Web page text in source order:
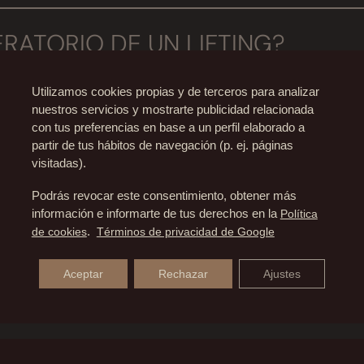
a durar hasta 15 años.DE UN LIFTING?
lifting no son dolorosas, refiriéndo a los pacientes
NECESITA UN LIFTING
porque en dos semanas la paciente
con técnicas mal realizadas como podría ser el
en el lóbulo de la oreja, donde el
FACETITE Y NECKTITE?
está en el lugar de aplicación, mientras el
Utilizamos cookies propias y de terceros para analizar
nuestros servicios y mostrarte publicidad relacionada
con tus preferencias en base a un perfil elaborado a
partir de tus hábitos de navegación (p. ej. páginas
visitadas).
Podrás revocar este consentimiento, obtener más
información e informarte de tus derechos en la Política
de cookies. Términos de privacidad de Google
Aceptar Rechazar Ajustes